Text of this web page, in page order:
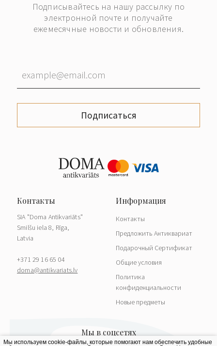
Подписывайтесь на нашу рассылку по
электронной почте и получайте
ежемесячные новости и обновления.
Подписаться
SIA "Doma Antikvariāts"
Smilšu iela 8, Rīga,
Latvia
+371 29 16 65 04
doma@antikvariats.lv
Контакты
Предложить Антиквариат
Подарочный Сертификат
Общие условия
Политика
конфиденциальности
Новые предметы
Мы используем cookie-файлы, которые помогают нам обеспечить удобные